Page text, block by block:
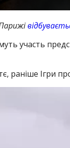
участь
раніше Ігри